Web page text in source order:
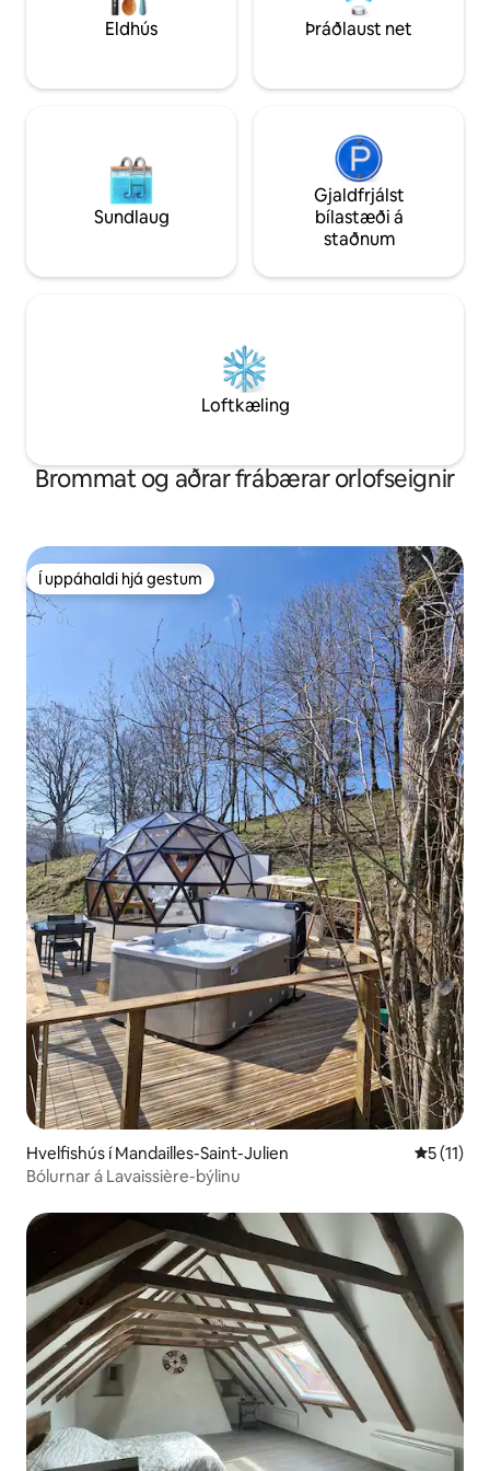
fjarlægð. Klettaklifur í 10 mínútna
fjarlægð. Lök og handklæði fylgja.
Ræstingaþjónusta
20 evrum
Eldhús Þráðlaust net
Sundlaug
Gjaldfrjálst
bílastæði á
staðnum
Loftkæling
Brommat og aðrar frábærar orlofseignir
Í uppáhaldi hjá gestum
Í uppáhaldi hjá gestum
Hvelfishús í Mandailles-Saint-Julien 5 af 5 í
5 (11)
Bólurnar á Lavaissière-býlinu